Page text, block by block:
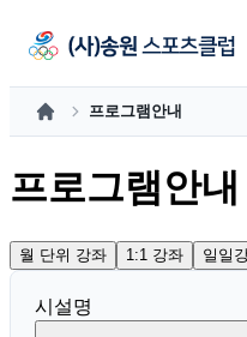
홈 프로그램안내
프로그램안내
월 단위 강좌 1:1 강좌 일일
시설명